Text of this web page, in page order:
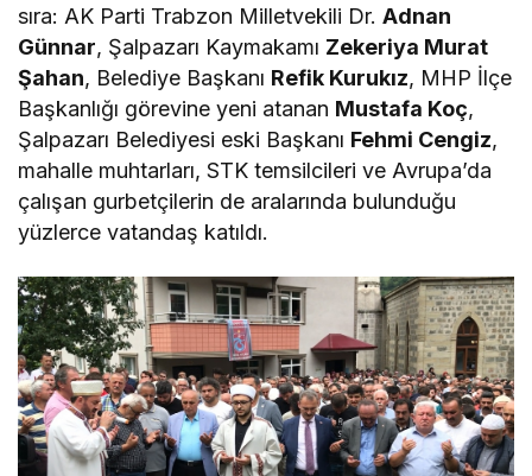
sıra: AK Parti Trabzon Milletvekili Dr.Adnan
Günnar, Şalpazarı Kaymakamı Zekeriya Murat
Şahan, Belediye Başkanı Refik Kurukız, MHP İlçe
Başkanlığı görevine yeni atanan Mustafa Koç,
Şalpazarı Belediyesi eski Başkanı Fehmi Cengiz,
mahalle muhtarları, STK temsilcileri ve Avrupa’da
çalışan gurbetçilerin de aralarında bulunduğu
yüzlerce vatandaş katıldı.